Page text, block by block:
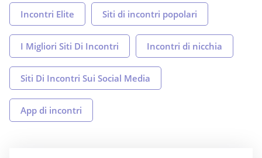
Incontri Elite Siti di incontri popolari
I Migliori Siti Di Incontri Incontri di nicchia
Siti Di Incontri Sui Social Media
App di incontri